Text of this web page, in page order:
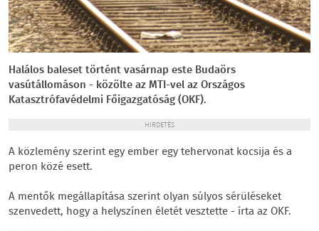
Halálos baleset történt vasárnap este Budaörs
vasútállomáson - közölte az MTI-vel az Országos
Katasztrófavédelmi Főigazgatóság (OKF).
HIRDETÉS
A közlemény szerint egy ember egy tehervonat kocsija és a
peron közé esett.
A mentők megállapítása szerint olyan súlyos sérüléseket
szenvedett, hogy a helyszínen életét vesztette - írta az OKF.